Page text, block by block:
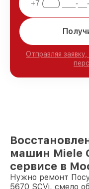
Отправляя
машин Miele
сервисе в
Нужно ремонт
5670 SCVi, смело